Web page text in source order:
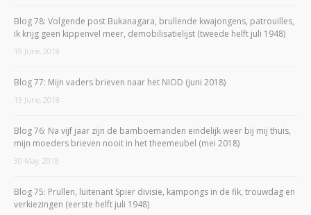
Blog 78: Volgende post Bukanagara, brullende kwajongens, patrouilles,
ik krijg geen kippenvel meer, demobilisatielijst (tweede helft juli 1948)
19 June, 2018
Blog 77: Mijn vaders brieven naar het NIOD (juni 2018)
13 June, 2018
Blog 76: Na vijf jaar zijn de bamboemanden eindelijk weer bij mij thuis,
mijn moeders brieven nooit in het theemeubel (mei 2018)
30 May, 2018
Blog 75: Prullen, luitenant Spier divisie, kampongs in de fik, trouwdag en
verkiezingen (eerste helft juli 1948)